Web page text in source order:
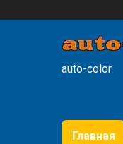
auto-color
Главная